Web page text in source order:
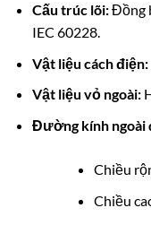
Cấu trúc lõi:Đồng
IEC 60228.
Vật liệu cách điện:
Vật liệu vỏ ngoài:
Đường kính ngoài
Chiều
Chiều